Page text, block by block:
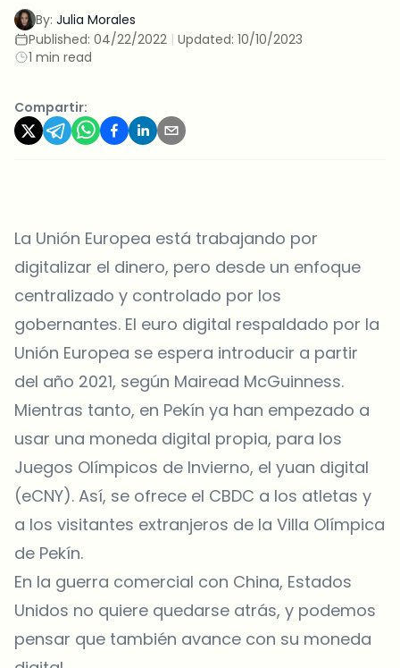
By: Julia Morales
Published: 04/22/2022 | Updated: 10/10/2023
1 min read
Compartir:
La Unión Europea está trabajando por
digitalizar el dinero, pero desde un enfoque
centralizado y controlado por los
gobernantes. El euro digital respaldado por la
Unión Europea se espera introducir a partir
del año 2021, según Mairead McGuinness.
Mientras tanto, en Pekín ya han empezado a
usar una moneda digital propia, para los
Juegos Olímpicos de Invierno, el yuan digital
(eCNY). Así, se ofrece el CBDC a los atletas y
a los visitantes extranjeros de la Villa Olímpica
de Pekín.
En la guerra comercial con China, Estados
Unidos no quiere quedarse atrás, y podemos
pensar que también avance con su moneda